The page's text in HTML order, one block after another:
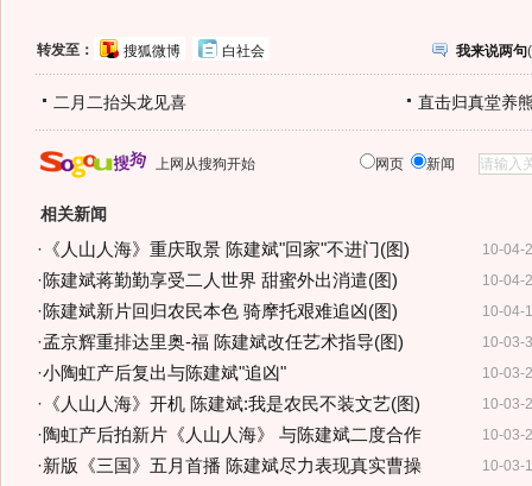
转发至： 搜狐微博 白社会 我来说两句(
二月二抬头龙见喜 直击归真堂养
上网从搜狗开始 网页 新闻
相关新闻
10-04-
· 《人山人海》重庆取景 陈建斌"回家"不进门(图)
10-04-
·陈建斌蒋勤勤享受二人世界 甜蜜外出消遣(图)
10-04-
·陈建斌新片回归农民本色 骑摩托艰难追凶(图)
10-03-
·孟京辉重排达里奥-福 陈建斌改任艺术指导(图)
10-03-
·小陶虹产后复出与陈建斌"追凶"
10-03-
· 《人山人海》开机 陈建斌:我是农民不装文艺(图)
10-03-
·陶虹产后拍新片《人山人海》 与陈建斌二度合作
10-03-
·新版《三国》五月首播 陈建斌尽力表现真实曹操